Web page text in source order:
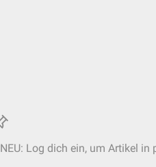
NEU: Log dich ein, um Artikel